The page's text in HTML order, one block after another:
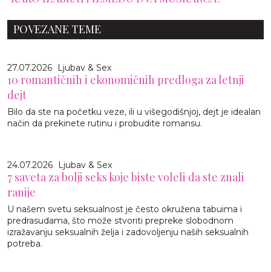
POVEZANE TEME
27.07.2026 Ljubav & Sex
10 romantičnih i ekonomičnih predloga za letnji
dejt
Bilo da ste na početku veze, ili u višegodišnjoj, dejt je idealan
način da prekinete rutinu i probudite romansu.
24.07.2026 Ljubav & Sex
7 saveta za bolji seks koje biste voleli da ste znali
ranije
U našem svetu seksualnost je često okružena tabuima i
predrasudama, što može stvoriti prepreke slobodnom
izražavanju seksualnih želja i zadovoljenju naših seksualnih
potreba.